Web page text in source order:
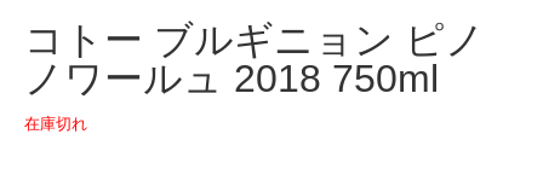
コトー ブルギニョン ピノ
ノワールュ 2018 750ml
在庫切れ